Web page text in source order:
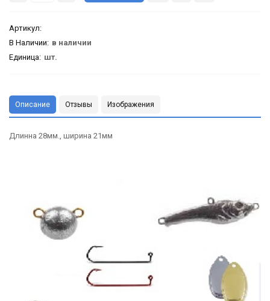
Артикул:
В Наличии: в наличии
Единица: шт.
Описание Отзывы Изображения
Длинна 28мм., ширина 21мм